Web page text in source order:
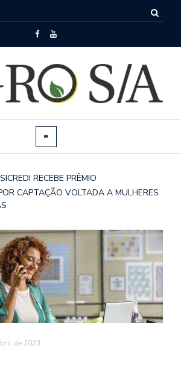
SICREDI RECEBE PRÊMIO
CAPTAÇÃO VOLTADA A MULHERES
de 2023